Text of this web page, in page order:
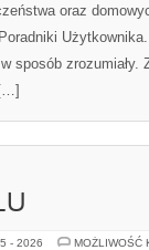
oraz
sposób
- 2026 MOŻLIWOŚĆ